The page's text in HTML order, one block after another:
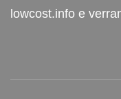
lowcost.info e